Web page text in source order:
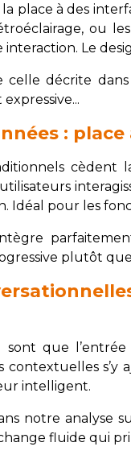
place à des
ou
interaction. Le
celle décrite dans
:
cèdent
Idéal pour les
plutôt
que
s’y
intelligent.
notre analyse
fluide qui